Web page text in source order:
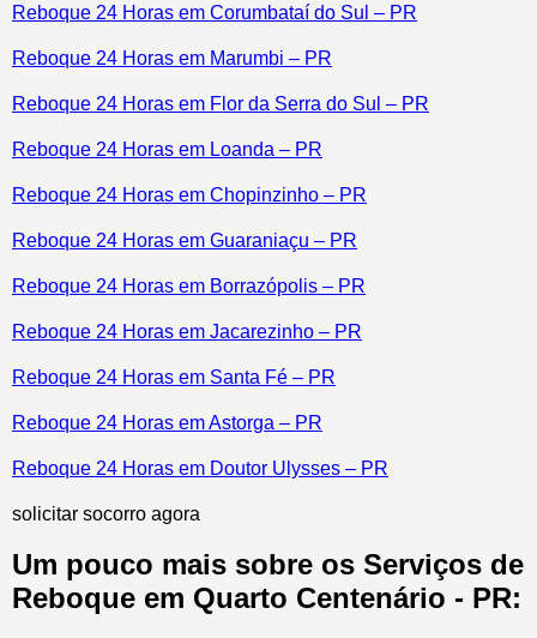
Reboque 24 Horas em Corumbataí do Sul – PR
Reboque 24 Horas em Marumbi – PR
Reboque 24 Horas em Flor da Serra do Sul – PR
Reboque 24 Horas em Loanda – PR
Reboque 24 Horas em Chopinzinho – PR
Reboque 24 Horas em Guaraniaçu – PR
Reboque 24 Horas em Borrazópolis – PR
Reboque 24 Horas em Jacarezinho – PR
Reboque 24 Horas em Santa Fé – PR
Reboque 24 Horas em Astorga – PR
Reboque 24 Horas em Doutor Ulysses – PR
solicitar socorro agora
Um pouco mais sobre os Serviços de
Reboque em Quarto Centenário - PR: